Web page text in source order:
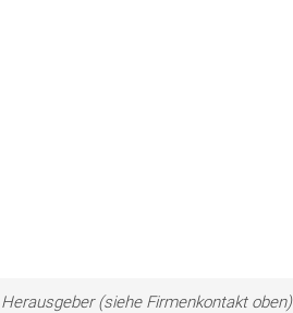
(siehe Firmenkontakt oben)